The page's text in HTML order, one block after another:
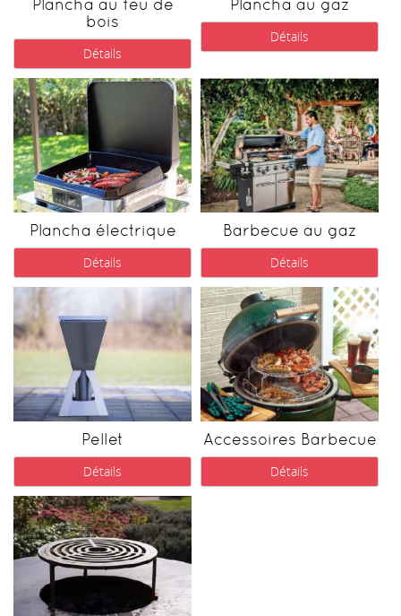
Plancha au feu de
bois
Détails
Plancha au gaz
Détails
Plancha électrique
Détails
Barbecue au gaz
Détails
Pellet
Détails
Accessoires Barbecue
Détails